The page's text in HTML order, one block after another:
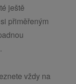
ještě
přiměřeným
vždy na